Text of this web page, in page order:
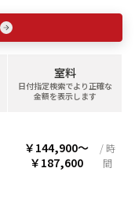
室料
日付指定検索でより正確な
金額を表示します
￥144,900〜
￥187,600
/ 時
間